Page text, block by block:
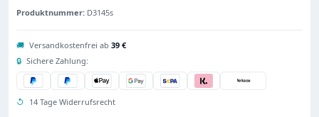
Produktnummer: D3145s
🚚 Versandkostenfrei ab 39 €
🔒 Sichere Zahlung:
↺ 14 Tage Widerrufsrecht